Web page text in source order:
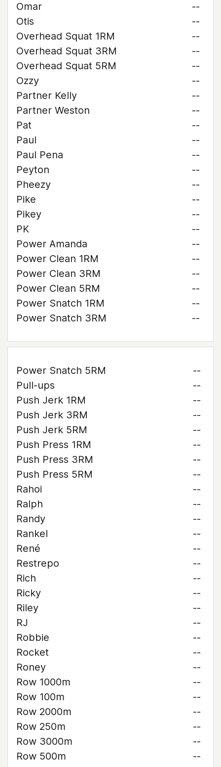
Omar
--
Otis
--
Overhead Squat 1RM
--
Overhead Squat 3RM
--
Overhead Squat 5RM
--
Ozzy
--
Partner Kelly
--
Partner Weston
--
Pat
--
Paul
--
Paul Pena
--
Peyton
--
Pheezy
--
Pike
--
Pikey
--
PK
--
Power Amanda
--
Power Clean 1RM
--
Power Clean 3RM
--
Power Clean 5RM
--
Power Snatch 1RM
--
Power Snatch 3RM
--
Power Snatch 5RM
--
Pull-ups
--
Push Jerk 1RM
--
Push Jerk 3RM
--
Push Jerk 5RM
--
Push Press 1RM
--
Push Press 3RM
--
Push Press 5RM
--
Rahoi
--
Ralph
--
Randy
--
Rankel
--
René
--
Restrepo
--
Rich
--
Ricky
--
Riley
--
RJ
--
Robbie
--
Rocket
--
Roney
--
Row 1000m
--
Row 100m
--
Row 2000m
--
Row 250m
--
Row 3000m
--
Row 500m
--